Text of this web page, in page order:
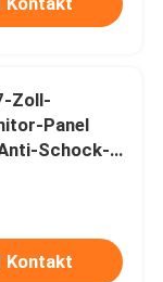
Zoll-
Panel
Schock-
Kontakt